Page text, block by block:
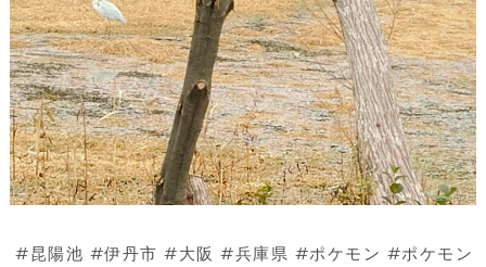
#昆陽池 #伊丹市 #大阪 #兵庫県 #ポケモン #ポケモン